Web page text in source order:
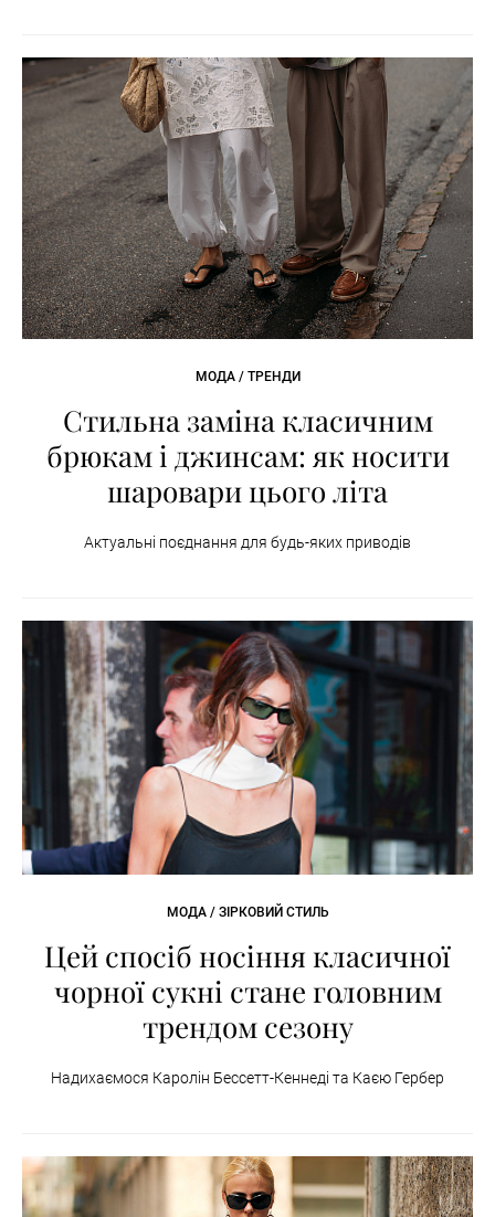
МОДА / ТРЕНДИ
Стильна заміна класичним
брюкам і джинсам: як носити
шаровари цього літа
Актуальні поєднання для будь-яких приводів
МОДА / ЗІРКОВИЙ СТИЛЬ
Цей спосіб носіння класичної
чорної сукні стане головним
трендом сезону
Надихаємося Каролін Бессетт-Кеннеді та Каєю Гербер